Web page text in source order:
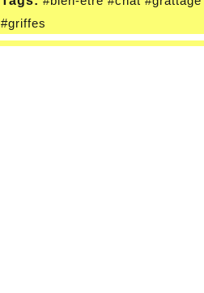
#griffes